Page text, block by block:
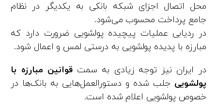
محل اتصال اجزای شبکه بانکی به یکدیگر در نظام
جامع پرداخت محسوب می‌شود.
در ردیابی عملیات پیچیده پولشویی ضرورت دارد که
مبارزه با پدیده پولشویی به درستی لمس و اعمال شود.
در ایران نیز توجه زیادی به سمتقوانین مبارزه با
پولشویی جلب شده و دستورالعمل‌هایی به بانک‌ها در
خصوص پولشویی اعلام شده است.